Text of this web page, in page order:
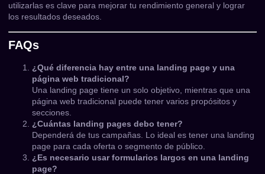
utilizarlas es clave para mejorar tu rendimiento general y lograr
los resultados deseados.
FAQs
¿Qué diferencia hay entre una landing page y una
página web tradicional?
Una landing page tiene un solo objetivo, mientras que una
página web tradicional puede tener varios propósitos y
secciones.
¿Cuántas landing pages debo tener?
Dependerá de tus campañas. Lo ideal es tener una landing
page para cada oferta o segmento de público.
¿Es necesario usar formularios largos en una landing
page?